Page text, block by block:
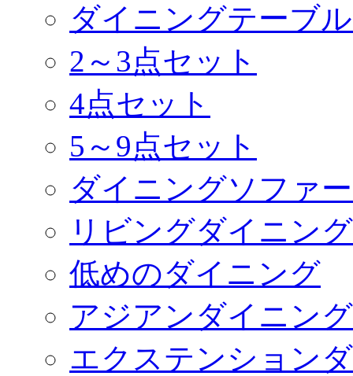
ダイニングテーブ
2～3点セット
4点セット
5～9点セット
ダイニングソファ
リビングダイニン
低めのダイニング
アジアンダイニング
エクステンション